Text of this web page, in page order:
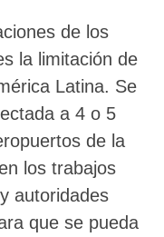
de los
la limitación de
Latina. Se
a 4 o 5
de la
los trabajos
autoridades
que se pueda